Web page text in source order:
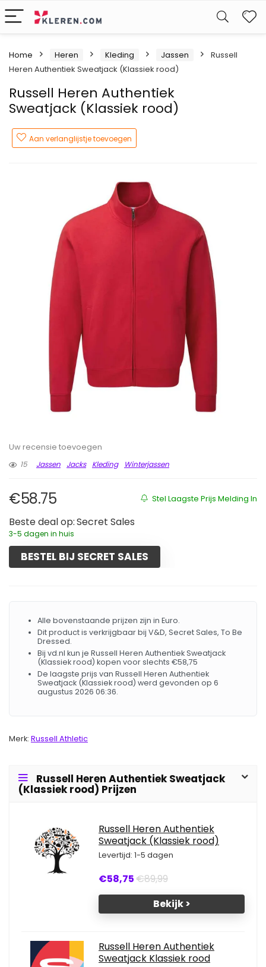
Home Heren Kleding Jassen
Russell
Heren Authentiek Sweatjack (Klassiek rood)
Russell Heren Authentiek
Sweatjack (Klassiek rood)
Aan verlanglijstje toevoegen
Uw recensie toevoegen
15
Jassen Jacks Kleding Winterjassen
Stel Laagste Prijs Melding In
€58.75
Beste deal op: Secret Sales
3-5 dagen in huis
BESTEL BIJ SECRET SALES
Alle bovenstaande prijzen zijn in Euro.
Dit product is verkrijgbaar bij V&D, Secret Sales, To Be
Dressed.
Bij vd.nl kun je Russell Heren Authentiek Sweatjack
(Klassiek rood) kopen voor slechts €58,75
De laagste prijs van Russell Heren Authentiek
Sweatjack (Klassiek rood) werd gevonden op 6
augustus 2026 06:36.
Merk: Russell Athletic
Russell Heren Authentiek Sweatjack
(Klassiek rood) Prijzen
Russell Heren Authentiek
Sweatjack (Klassiek rood)
Levertijd: 1-5 dagen
€58,75€89,99
Bekijk >
Russell Heren Authentiek
Sweatjack Klassiek rood